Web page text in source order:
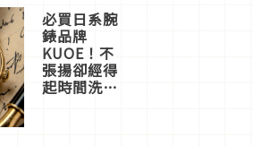
必買日系腕
錶品牌
KUOE！不
張揚卻經得
起時間洗鍊